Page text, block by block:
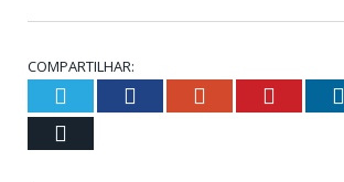
COMPARTILHAR:
Twitter Facebook Google+ Pinterest